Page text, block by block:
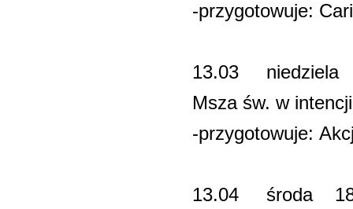
-przygotowuje:
13.03
Msza św. w
-przygotowuje:
13.04 środa